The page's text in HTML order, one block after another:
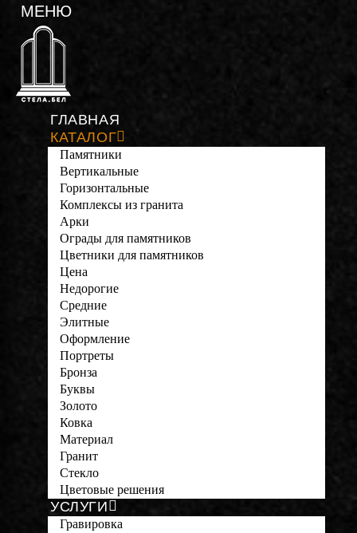
ГЛАВНАЯ
КАТАЛОГ
Памятники
Вертикальные
Горизонтальные
Комплексы из гранита
Арки
Ограды для памятников
Цветники для памятников
Цена
Недорогие
Средние
Элитные
Оформление
Портреты
Бронза
Буквы
Золото
Ковка
Материал
Гранит
Стекло
Цветовые решения
УСЛУГИ
Гравировка